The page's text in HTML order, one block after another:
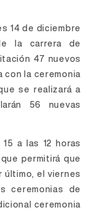
14 de diciembre
la carrera de
47 nuevos
con la ceremonia
se realizará a
56 nuevas
a las 12 horas
permitirá que
último, el viernes
ceremonias de
ceremonia